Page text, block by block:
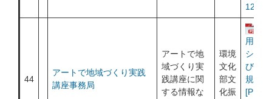
44
アートで地域づくり実践
講座事務局
アートで地
域づくり実
践講座に関
する情報な
環境
文化
部文
化振
用ポリ
シー及
び利用
規約
[PDF